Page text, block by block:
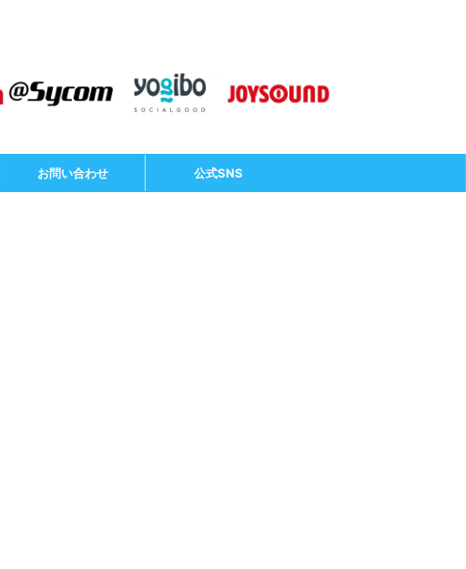
お問い合わせ 公式SNS